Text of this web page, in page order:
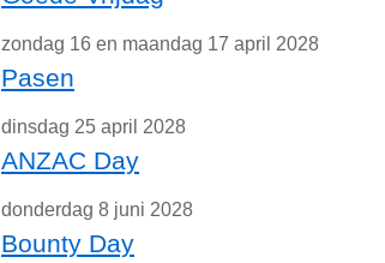
zondag 16 en maandag 17 april 2028
Pasen
dinsdag 25 april 2028
ANZAC Day
donderdag 8 juni 2028
Bounty Day